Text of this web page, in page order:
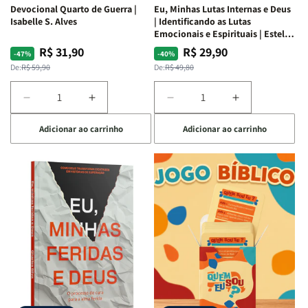
Devocional Quarto de Guerra |
Isabelle S. Alves
-47%
Preço
normal
De:R$ 59,90
Preço
promocional
R$ 31,90
Diminuir
a
quantidade
de
Devocional
Quarto
de
Guerra
Isabelle
S.
Alves
Aumentar
a
quantidade
de
Devocional
Quarto
Guerra
Isabelle
S.
Alves
Adicionar ao carrinho
Eu, Minhas Lutas Internas e Deus
| Identificando as Lutas
Emocionais e Espirituais | Estela
Costa
-40%
Preço
normal
De:R$ 49,80
Preço
promocional
R$ 29,90
Diminuir
a
quantidade
de
Eu,
Minhas
Lutas
Internas
e
Deus
|
Identificando
Lutas
Aumentar
a
quantidade
de
Eu,
Minhas
Lutas
Internas
e
Deus
|
Identificando
as
Lutas
Adicionar ao carrinho